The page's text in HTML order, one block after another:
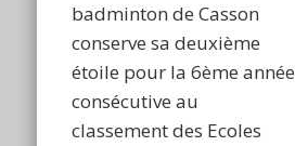
badminton de Casson
conserve sa deuxième
étoile pour la 6ème année
consécutive au
classement des Ecoles